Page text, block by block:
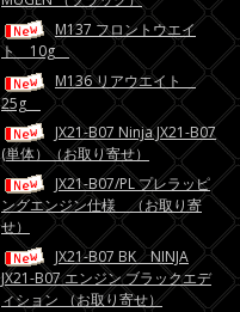
M137 フロントウエイ
ト 10g
M136 リアウエイト
25g
JX21-B07 Ninja JX21-B07
(単体）（お取り寄せ）
JX21-B07/PL プレラッピ
ングエンジン仕様 （お取り寄
せ）
JX21-B07 BK NINJA
JX21-B07 エンジン ブラックエデ
ィション （お取り寄せ）